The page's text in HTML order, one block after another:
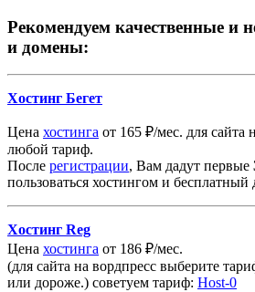
Рекомендуем качественные и
и домены:
Хостинг Бегет
Цена хостинга от 165 ₽/мес. для сайта
любой тариф.
После регистрации, Вам дадут первые
пользоваться хостингом и
Хостинг Reg
Цена хостинга от 186 ₽/мес.
(для сайта на вордпресс выберите
или дороже.) советуем тариф: Host-0